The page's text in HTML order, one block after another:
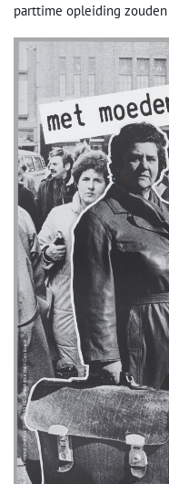
parttime opleiding